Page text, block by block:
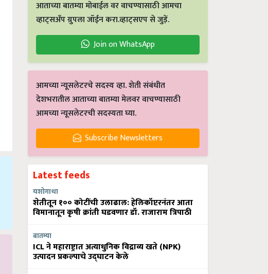
आताच्या बातम्या मोबाईल वर वाचण्यासाठी आमचा
व्हाट्सअँप ग्रुपला जॉईन करा.व्हाट्सएप से जुड़ें.
Join on WhatsApp
आमच्या न्यूसलेटरचे सदस्य व्हा. शेती संबंधीत
देशभरातील आताच्या बातम्या मेलवर वाचण्यासाठी
आमच्या न्यूसलेटरची सदस्यता घ्या.
Subscribe Newsletters
Latest feeds
यशोगाथा
शेतीतून १०० कोटींची उलाढाल: हेलिकॉप्टरनंतर आता
विमानातून कृषी क्रांती घडवणार डॉ. राजाराम त्रिपाठी
बातम्या
ICL ने महाराष्ट्रात अत्याधुनिक विद्राव्य खते (NPK)
उत्पादन प्रकल्पाचे उद्घाटन केले